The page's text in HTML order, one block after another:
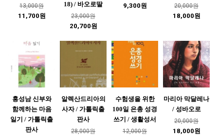
13,000원
11,700원
18) / 바오로딸
23,000원
20,700원
9,300원 20,000원
18,000원
홍성남 신부와
함께하는 마음
일기 / 가톨릭출
판사
알렉산드리아의
사자 / 가톨릭출
판사
28,000원
수험생을 위한
100일 은총 성경
쓰기 / 생활성서
12,000원
마리아 막달레나
/ 성바오로
20,000원
18,000원